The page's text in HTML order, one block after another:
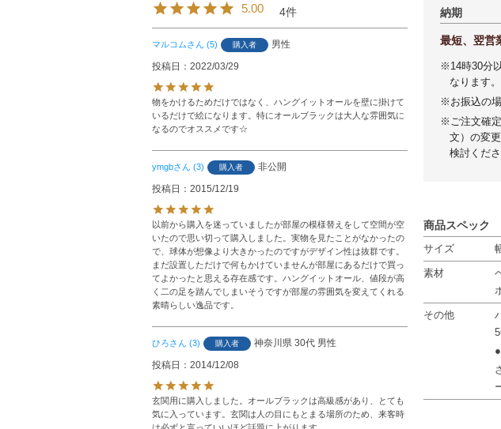
5.00 4
マルコム 5 購入者
男性
投稿日
2022/03/29
物をかけるためだけではなく、ハングイットオールを壁に掛けて
いるだけで絵になります。特にオールブラックは大人な雰囲気に
なるのでオススメです☆
ymgb 3 購入者
非公開
投稿日
2015/12/19
以前から購入を迷っていましたが部屋の模様替えをして空間が空
いたので思い切って購入しました。実物を見たことがなかったの
で、球体が想像より大きかったのですがデザイン性は抜群です。
まだ設置しただけで何もかけていませんが部屋にあるだけで買っ
てよかったと思える存在感です。ハングイットオール、値段が高
く二の足を踏んでしまいそうですが部屋の雰囲気を変えてくれる
素晴らしい逸品です。
ひろ 3 購入者 神奈川県 30代 男性
投稿日
2014/12/08
玄関用に購入しました。オールブラックは高級感があり、とても
気に入っています。玄関は人の目にもとまる場所のため、来客時
は必ずと言っていいほど話題に上がります。
納期
最短、翌営
※14時30分
なります。
※お振込の
※ご注文確
文）の変
検討くださ
商品スペック
サイズ
素材
その他
●